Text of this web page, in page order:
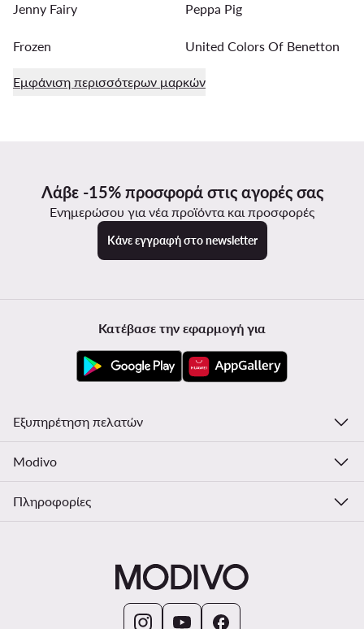
Jenny Fairy Peppa Pig
Frozen United Colors Of Benetton
Εμφάνιση περισσότερων μαρκών
Λάβε -15% προσφορά στις αγορές σας
Ενημερώσου για νέα προϊόντα και προσφορές
Κάνε εγγραφή στο newsletter
Κατέβασε την εφαρμογή για
Εξυπηρέτηση πελατών
Modivo
Πληροφορίες